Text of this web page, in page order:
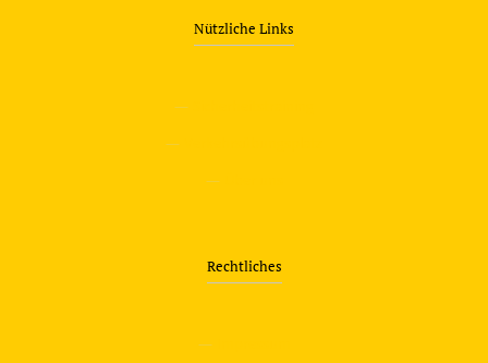
Nützliche Links
—
—
—
Rechtliches
—